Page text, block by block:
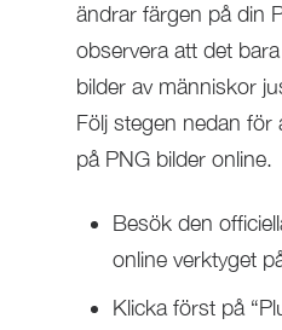
ändrar färgen på din
observera att det
bilder av människor
Följ stegen nedan för
på PNG bilder online.
Besök den
online verktyget
Klicka först på